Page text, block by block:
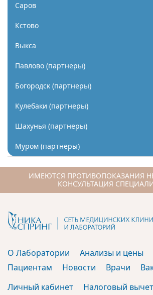
Саров
Кстово
Выкса
Павлово (партнеры)
Богородск (партнеры)
Кулебаки (партнеры)
Шахунья (партнеры)
Муром (партнеры)
ИМЕЮТСЯ ПРОТИВОПОКАЗАНИЯ
КОНСУЛЬТАЦИЯ
О Лаборатории Анализы и цены
Пациентам
Новости Врачи
Личный кабинет
Налоговый вычет